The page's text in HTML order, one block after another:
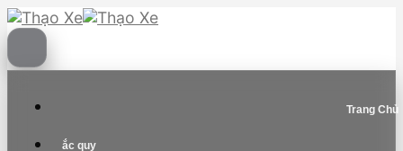
Skip
to
content
Trang Chủ
ắc quy